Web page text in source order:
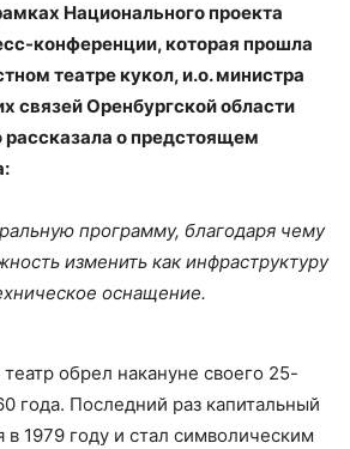
Национального проекта
конференции, которая прошла
театре кукол, и.о. министра
связей Оренбургской области
о предстоящем
программу, благодаря чему
изменить как инфраструктуру
оснащение.
обрел накануне своего 25-
года. Последний раз капитальный
в 1979 году и стал символическим